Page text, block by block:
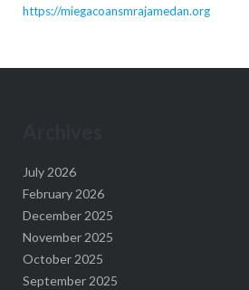
https://miegacoansmrajamedan.org
July 2026
February 2026
December 2025
November 2025
October 2025
September 2025